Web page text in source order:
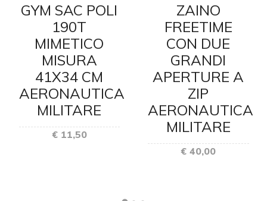
GYM SAC POLI
190T
MIMETICO
MISURA
41X34 CM
AERONAUTICA
MILITARE
€ 11,50
ZAINO
FREETIME
CON DUE
GRANDI
APERTURE A
ZIP
AERONAUTICA
MILITARE
€ 40,00